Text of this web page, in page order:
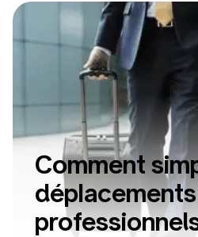
Comment
déplacements